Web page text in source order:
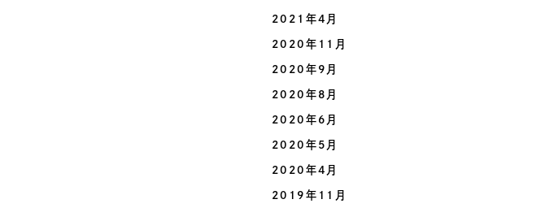
2021年4月
2020年11月
2020年9月
2020年8月
2020年6月
2020年5月
2020年4月
2019年11月